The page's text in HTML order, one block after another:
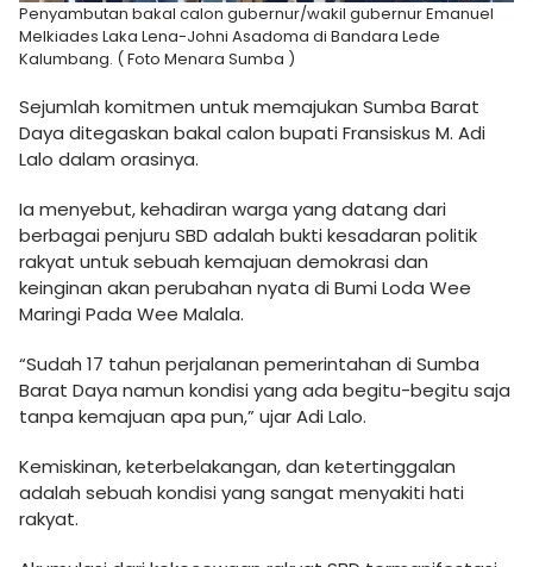
Penyambutan bakal calon gubernur/wakil gubernur Emanuel
Melkiades Laka Lena-Johni Asadoma di Bandara Lede
Kalumbang. ( Foto Menara Sumba )
Sejumlah komitmen untuk memajukan Sumba Barat
Daya ditegaskan bakal calon bupati Fransiskus M. Adi
Lalo dalam orasinya.
Ia menyebut, kehadiran warga yang datang dari
berbagai penjuru SBD adalah bukti kesadaran politik
rakyat untuk sebuah kemajuan demokrasi dan
keinginan akan perubahan nyata di Bumi Loda Wee
Maringi Pada Wee Malala.
“Sudah 17 tahun perjalanan pemerintahan di Sumba
Barat Daya namun kondisi yang ada begitu-begitu saja
tanpa kemajuan apa pun,” ujar Adi Lalo.
Kemiskinan, keterbelakangan, dan ketertinggalan
adalah sebuah kondisi yang sangat menyakiti hati
rakyat.